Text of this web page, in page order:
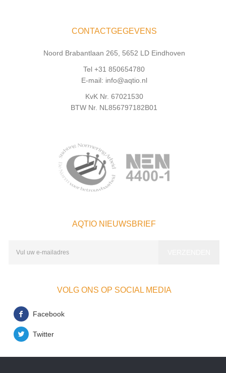
CONTACTGEGEVENS
Noord Brabantlaan 265, 5652 LD Eindhoven
Tel +31 850654780
E-mail: info@aqtio.nl
KvK Nr. 67021530
BTW Nr. NL856797182B01
AQTIO NIEUWSBRIEF
VOLG ONS OP SOCIAL MEDIA
Facebook
Twitter